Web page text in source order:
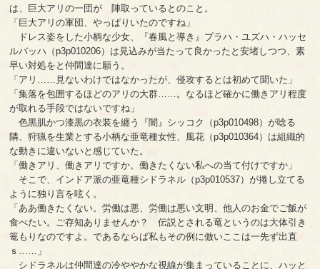
は、巨大アリの一団が 陣取っているとのこと。
「巨大アリの軍団、やっぱりいたのですね」
ドレス姿をした小柄な少女、『春風と導き』プラハ・ユズハ・ハッセ
ルバッハ（p3p010206）は見込みが当たって良かったと安堵しつつ、素
早い対処をと仲間達に願う。
「アリ……見ないわけではなかったが、侵攻するとは初めて聞いた」
「集落を包囲するほどのアリの大群……。なるほど確かに働きアリ程度
が取れる手段ではないですね」
色黒肌かつ漆黒の衣装を纏う『闇』シッコク（p3p010498）が唸る
隣、狩猟を生業とする小柄な亜竜種女性、風花（p3p010364）は組織的
な動きに違いないと感じていた。
「働きアリ、働きアリですか。働きたくない私への当て付けですか」
そこで、インドア派の亜竜種シドラネル（p3p010537）が捲し立てる
ように独り言を呟く。
「ああ働きたくない。労働は悪、労働は悪い文明、他人のお金でご飯が
食べたい。ご存知ありませんか？ 伝説とされる竜というのは大体引き
篭もりなのですよ。であるならば私もその例に倣いここは一先ず出直
ｓ……」
シドラネルは仲間達の冷ややかな視線が集まっていることに、ハッと